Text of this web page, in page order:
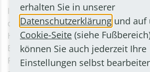
In Abstimmung mit perspective:open
die weiterführenden Schulen,
Humboldt-Gymnasium, Europaschule
Böll-Gesamtschule, und die
Planung einbezogen. Die Resonanz
erhalten Sie in unserer
Datenschutzerklärung und auf
Cookie-Seite (siehe
können Sie auch jederzeit Ihre
Einstellungen selbst